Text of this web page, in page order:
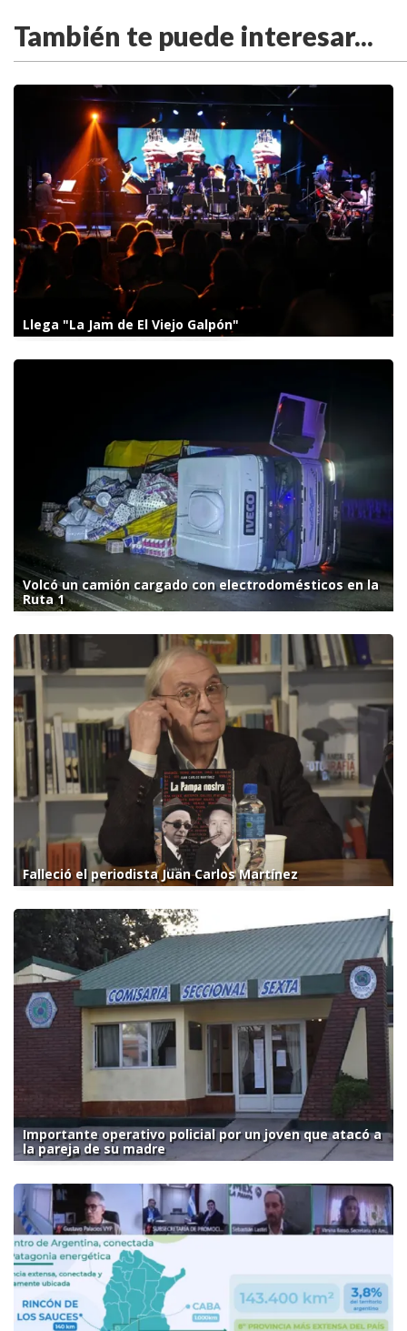
También te puede interesar...
Llega "La Jam de El Viejo Galpón"
Volcó un camión cargado con electrodomésticos en la
Ruta 1
Falleció el periodista Juan Carlos Martínez
Importante operativo policial por un joven que atacó a
la pareja de su madre